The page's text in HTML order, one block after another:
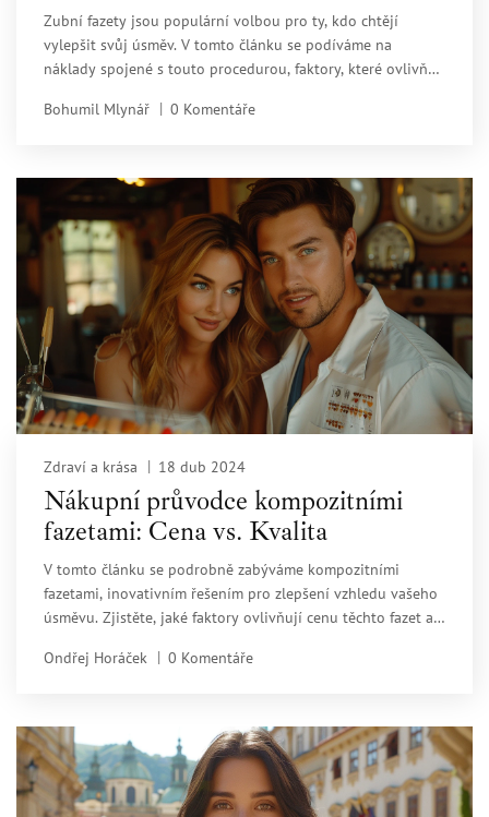
Zubní fazety jsou populární volbou pro ty, kdo chtějí
vylepšit svůj úsměv. V tomto článku se podíváme na
náklady spojené s touto procedurou, faktory, které ovlivňují
byste museli obětovat kvalitu.
Bohumil Mlynář 0 Komentáře
Zdraví a krása 18 dub 2024
Nákupní průvodce kompozitními
fazetami: Cena vs. Kvalita
V tomto článku se podrobně zabýváme kompozitními
fazetami, inovativním řešením pro zlepšení vzhledu vašeho
úsměvu. Zjistěte, jaké faktory ovlivňují cenu těchto fazet a
vám, jak poznat kvalitní materiál a jak se připravit na
Ondřej Horáček 0 Komentáře